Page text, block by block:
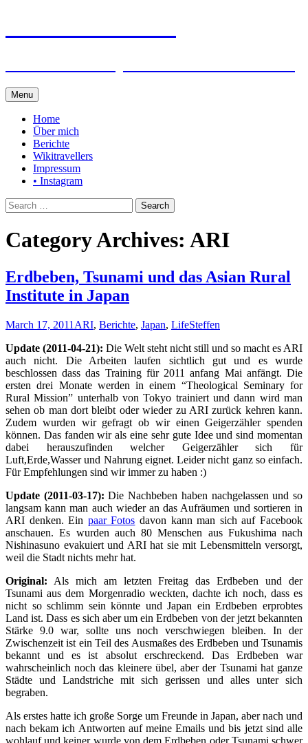
Menu Skip
to
content
Home
Über mich
Berichte
Wikitravellers
Impressum
• Instagram
Search
for:
Category Archives: ARI
Erdbeben, Tsunami und das Asian Rural
Institute in Japan
March 17, 2011 ARI, Berichte, Japan, LifeSteffen
Update (2011-04-21): Die Welt steht nicht still und so macht es ARI
auch nicht. Die Arbeiten laufen sichtlich gut und es wurde
beschlossen dass das Training für 2011 anfang Mai anfängt. Die
ersten drei Monate werden in einem “Theological Seminary for
Rural Mission” unterhalb von Tokyo trainiert und dann wird man
sehen ob man dort bleibt oder wieder zu ARI zurück kehren kann.
Zudem wurden wir gefragt ob wir einen Geigerzähler spenden
können. Das fanden wir als eine sehr gute Idee und sind momentan
dabei herauszufinden welcher Geigerzähler sich für
Luft,Erde,Wasser und Nahrung eignet. Leider nicht ganz so einfach.
Für Empfehlungen sind wir immer zu haben :)
Update (2011-03-17): Die Nachbeben haben nachgelassen und so
langsam kann man auch wieder an das Aufräumen und sortieren in
ARI denken. Ein paar Fotos davon kann man sich auf Facebook
anschauen. Es wurden auch 80 Menschen aus Fukushima nach
Nishinasuno evakuiert und ARI hat sie mit Lebensmitteln versorgt,
weil die Stadt nichts mehr hat.
Original: Als mich am letzten Freitag das Erdbeben und der
Tsunami aus dem Morgenradio weckten, dachte ich noch, dass es
nicht so schlimm sein könnte und Japan ein Erdbeben erprobtes
Land ist. Dass es sich aber um ein Erdbeben von der jetzt bekannten
Stärke 9.0 war, sollte uns noch verschwiegen bleiben. In der
Zwischenzeit ist ein Teil des Ausmaßes des Erdbeben und Tsunamis
bekannt und es ist absolut erschreckend. Das Erdbeben war
wahrscheinlich noch das kleinere übel, aber der Tsunami hat ganze
Städte und Landstriche mit sich gerissen und alles unter sich
begraben.
Als erstes hatte ich große Sorge um Freunde in Japan, aber nach und
nach bekam ich Antworten auf meine Emails und bis jetzt sind alle
wohlauf und keiner wurde von dem Erdbeben oder Tsunami schwer